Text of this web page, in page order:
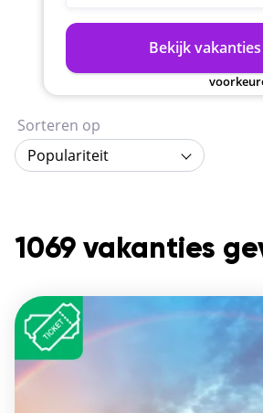
Bekijk vakanties
1069 vakanties
Sorteren op
Populariteit